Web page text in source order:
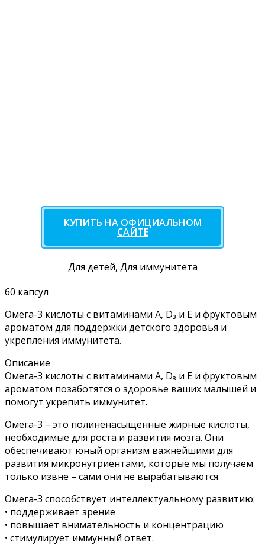
КУПИТЬ НА ОФИЦИАЛЬНОМ
САЙТЕ
Для детей, Для иммунитета
60 капсул
Омега-3 кислоты с витаминами А, D₃ и Е и фруктовым
ароматом для поддержки детского здоровья и
укрепления иммунитета.
Описание
Омега-3 кислоты с витаминами А, D₃ и Е и фруктовым
ароматом позаботятся о здоровье ваших малышей и
помогут укрепить иммунитет.
Омега-3 – это полиненасыщенные жирные кислоты,
необходимые для роста и развития мозга. Они
обеспечивают юный организм важнейшими для
развития микронутриентами, которые мы получаем
только извне – сами они не вырабатываются.
Омега-3 способствует интеллектуальному развитию:
• поддерживает зрение
• повышает внимательность и концентрацию
• стимулирует иммунный ответ.